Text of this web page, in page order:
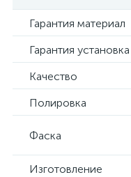
Гарантия материал
Гарантия установка
Качество
Полировка
Фаска
Изготовление